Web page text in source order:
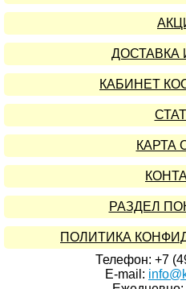
ДОСТАВКА
КАБИНЕТ
КАРТА
РАЗДЕЛ
ПОЛИТИКА
Телефон: +7
E-mail: